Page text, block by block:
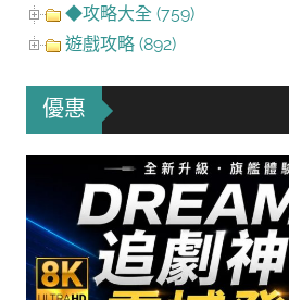
◆攻略大全 (759)
遊戲攻略 (892)
優惠